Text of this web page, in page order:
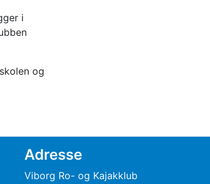
i
og
Adresse
Viborg Ro- og Kajakklub